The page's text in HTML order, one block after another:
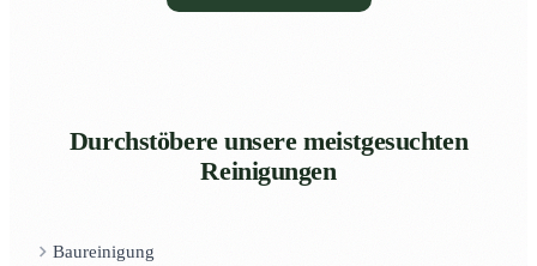
Durchstöbere unsere meistgesuchten
Reinigungen
Baureinigung